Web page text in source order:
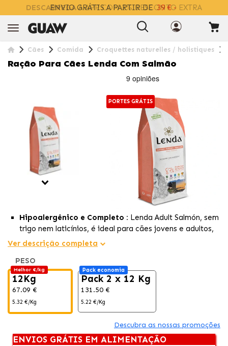
DESCARREGAA APP COM 2% DESCONTO EXTRA
Cães Comida Croquettes naturelles / holistiques
Ração Para Cães Lenda Com Salmão
PORTES GRÁTIS
Hipoalergênico e Completo : Lenda Adult Salmón, sem
trigo nem laticínios, é ideal para cães jovens e adultos,
completo e saudável.
Pele Brilhante e Articulações Protegidas :
Omega-3, promove um pelo forte, reduz a queda e
cuida das articulações.
Nutrição Funcional :Alimentos e ingredientes como
de vida canina.
Ver descrição completa
PESO
Melhor €/kg
12Kg
67.09 €
5.32 €/Kg
Pack economia
Pack 2 x 12 Kg
131.50 €
5.22 €/Kg
Descubra as nossas promoções
ENVIOS GRÁTIS EM ALIMENTAÇÃO